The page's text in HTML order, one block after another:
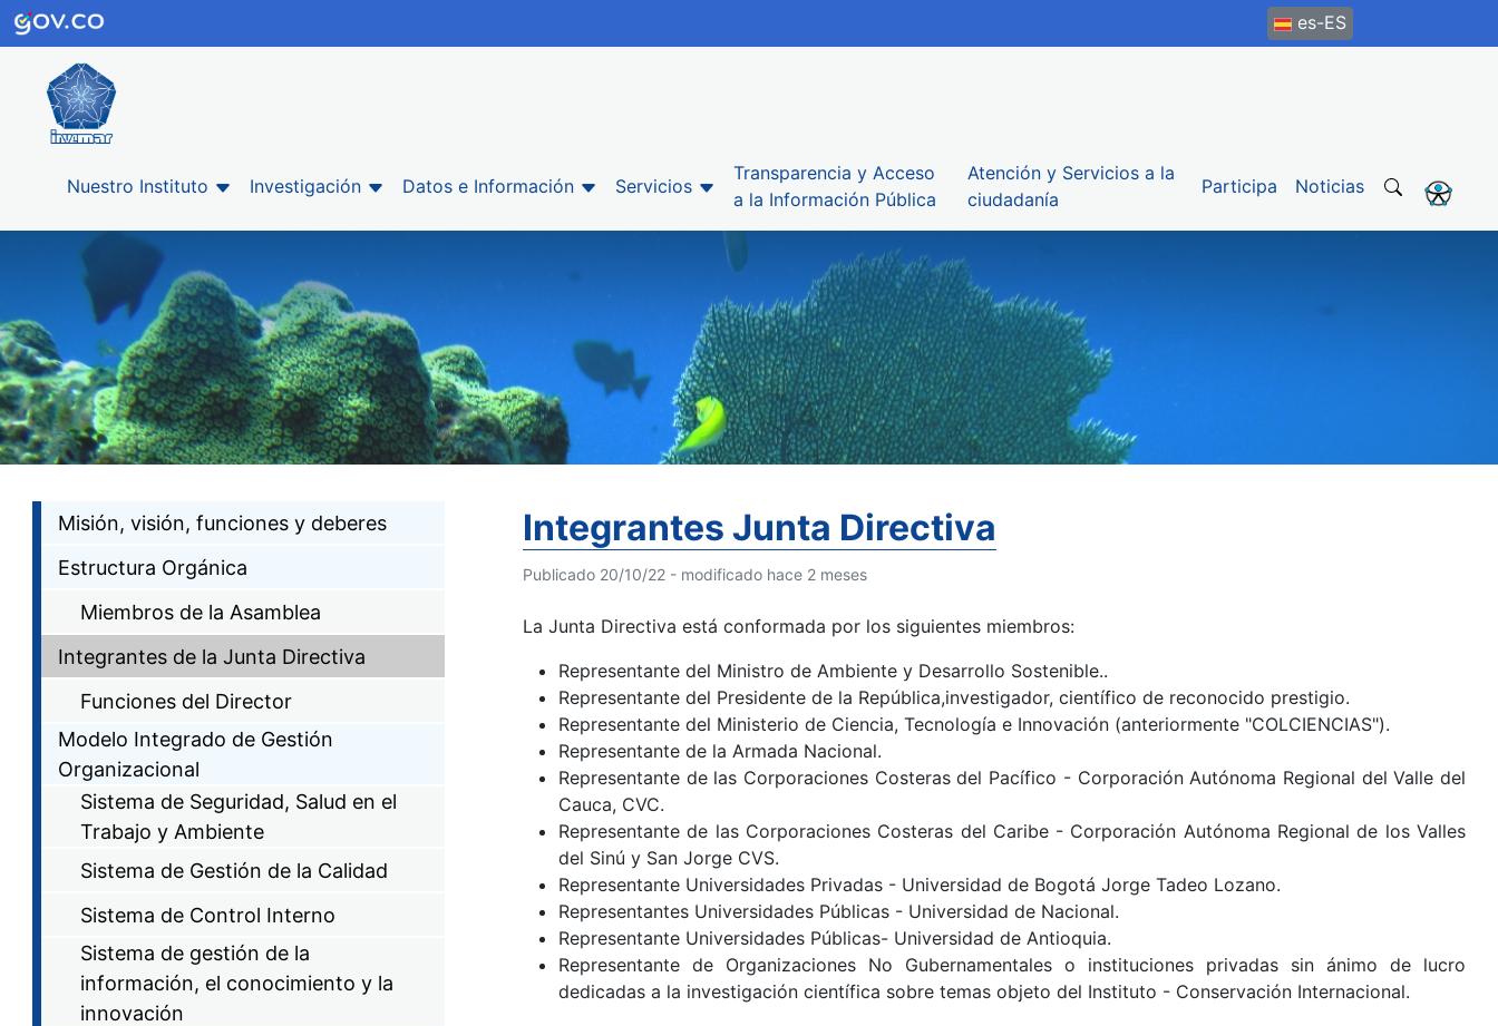
es-ES
Nuestro Instituto Investigación Datos e Información Servicios
Transparencia y Acceso
a la Información Pública
Atención y Servicios a la
ciudadanía
Participa Noticias
Misión, visión, funciones y deberes
Estructura Orgánica
Miembros de la Asamblea
Integrantes de la Junta Directiva
Funciones del Director
Modelo Integrado de Gestión
Organizacional
Sistema de Seguridad, Salud en el
Trabajo y Ambiente
Sistema de Gestión de la Calidad
Sistema de Control Interno
Sistema de gestión de la
información, el conocimiento y la
innovación
Integrantes Junta Directiva
Publicado 20/10/22 - modificado hace 2 meses
La Junta Directiva está conformada por los siguientes miembros:
Representante del Ministro de Ambiente y Desarrollo Sostenible..
Representante del Presidente de la República,investigador, científico de reconocido prestigio.
Representante del Ministerio de Ciencia, Tecnología e Innovación (anteriormente "COLCIENCIAS").
Representante de la Armada Nacional.
Representante de las Corporaciones Costeras del Pacífico - Corporación Autónoma Regional del Valle del
Cauca, CVC.
Representante de las Corporaciones Costeras del Caribe - Corporación Autónoma Regional de los Valles
del Sinú y San Jorge CVS.
Representante Universidades Privadas - Universidad de Bogotá Jorge Tadeo Lozano.
Representantes Universidades Públicas - Universidad de Nacional.
Representante Universidades Públicas- Universidad de Antioquia.
Representante de Organizaciones No Gubernamentales o instituciones privadas sin ánimo de lucro
dedicadas a la investigación científica sobre temas objeto del Instituto - Conservación Internacional.